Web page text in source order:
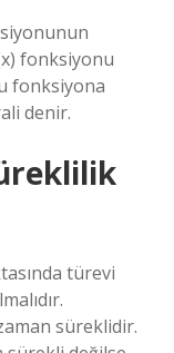
fonksiyonu
fonksiyona
denir.
türevi
süreklidir.